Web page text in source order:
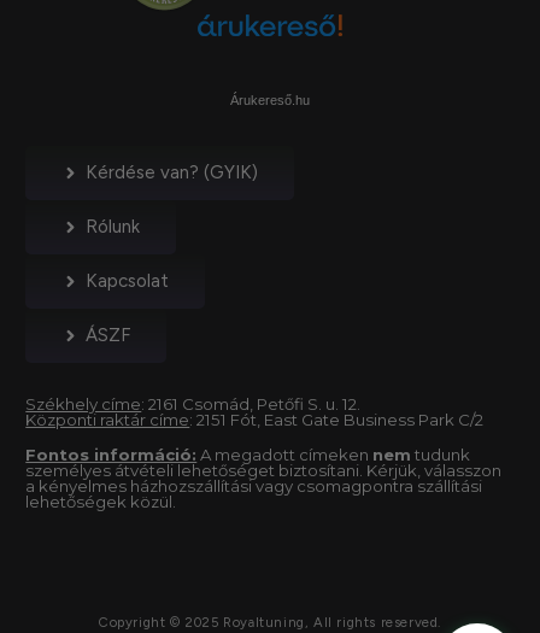
Árukereső.hu
Kérdése van? (GYIK)
Rólunk
Kapcsolat
ÁSZF
Székhely címe: 2161 Csomád, Petőfi S. u. 12.
Központi raktár címe: 2151 Fót, East Gate Business Park C/2
Fontos információ: A megadott címeken nem tudunk
személyes átvételi lehetőséget biztosítani. Kérjük, válasszon
a kényelmes házhozszállítási vagy csomagpontra szállítási
lehetőségek közül.
Copyright © 2025 Royaltuning, All rights reserved.